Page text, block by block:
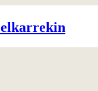
elkarrekin